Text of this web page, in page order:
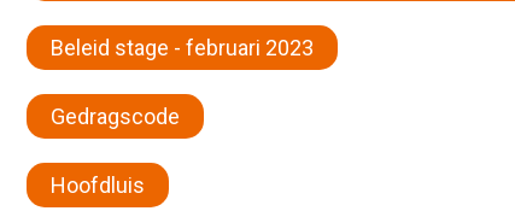
Beleid stage - februari 2023
Gedragscode
Hoofdluis